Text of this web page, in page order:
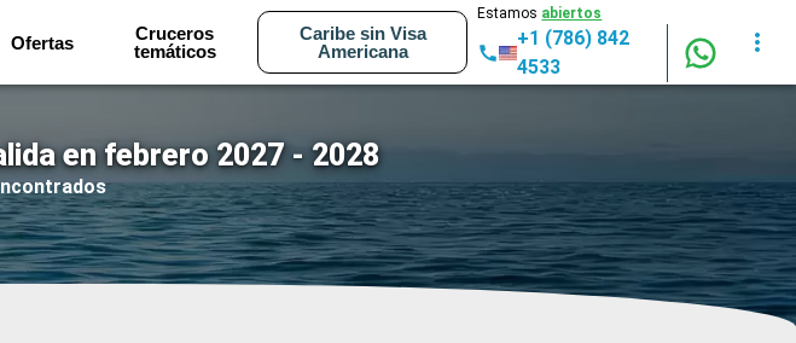
Ofertas
Cruceros
temáticos
Caribe sin Visa
Americana
Estamos abiertos
+1 (786) 842
4533
en febrero 2027 - 2028